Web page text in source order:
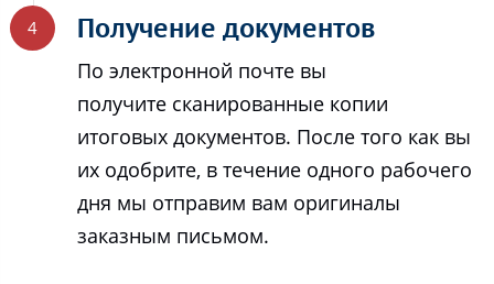
Получение документов
По электронной почте вы
получите сканированные копии
итоговых документов. После того как вы
их одобрите, в течение одного рабочего
дня мы отправим вам оригиналы
заказным письмом.